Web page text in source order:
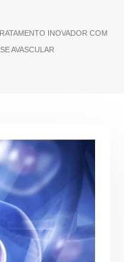
INOVADOR COM
AVASCULAR